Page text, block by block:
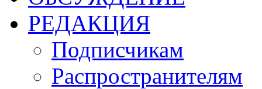
РЕДАКЦИЯ
Подписчикам
Распространителям